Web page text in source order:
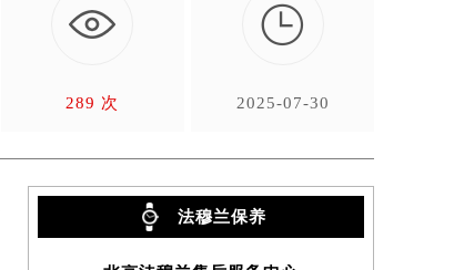
289 次

2025-07-30
法穆兰保养